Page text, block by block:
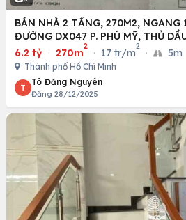
BÁN NHÀ 2 TẦNG, 270M2, NGANG
ĐƯỜNG DX047 P. PHÚ MỸ, THỦ
6.2 tỷ · 270m
2
· 17 tr/m
2
· 5m
Thành phố Hồ Chí Minh
T
Tô Đăng Nguyên
Đăng 28/12/2025